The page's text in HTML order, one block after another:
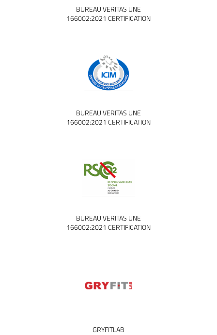
BUREAU VERITAS UNE
166002:2021 CERTIFICATION
BUREAU VERITAS UNE
166002:2021 CERTIFICATION
BUREAU VERITAS UNE
166002:2021 CERTIFICATION
GRYFITLAB